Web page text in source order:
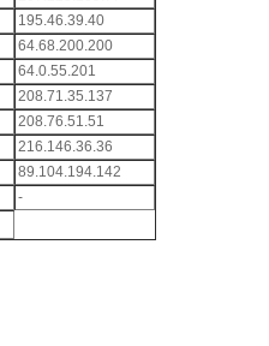
195.46.39.40
64.68.200.200
64.0.55.201
208.71.35.137
208.76.51.51
216.146.36.36
89.104.194.142
-